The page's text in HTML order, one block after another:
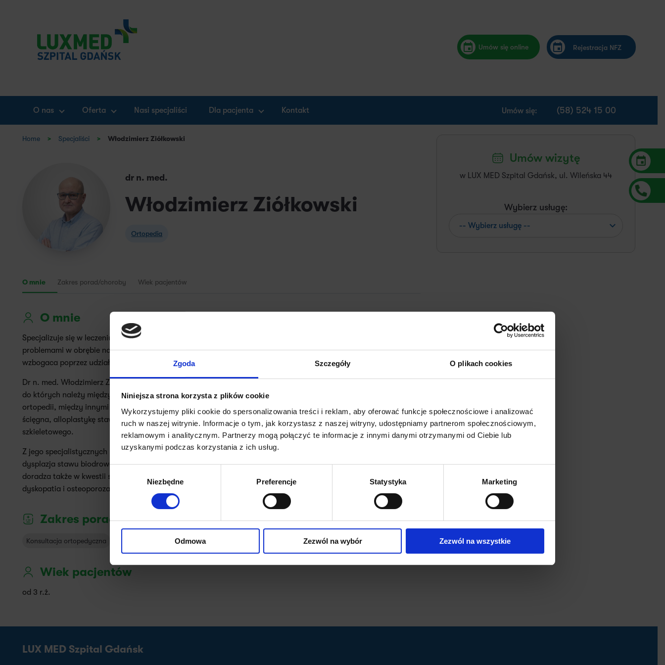
Zgoda Szczegóły O plikach cookies
Niniejsza strona korzysta z plików cookie
Wykorzystujemy pliki cookie do spersonalizowania treści i reklam, aby oferować funkcje społecznościowe i analizować
ruch w naszej witrynie. Informacje o tym, jak korzystasz z naszej witryny, udostępniamy partnerom społecznościowym,
reklamowym i analitycznym. Partnerzy mogą połączyć te informacje z innymi danymi otrzymanymi od Ciebie lub
uzyskanymi podczas korzystania z ich usług.
zgody
Niezbędne Preferencje Statystyka Marketing
Odmowa Zezwól na wybór Zezwól na wszystkie
Umów się online Rejestracja NFZ
O nas Oferta Nasi specjaliści Dla pacjenta Kontakt Umów się: (58) 524 15 00
Home > Specjaliści > Włodzimierz Ziółkowski
dr n. med.
Włodzimierz Ziółkowski
Ortopedia
Umów wizytę
w LUX MED Szpital Gdańsk, ul. Wileńska 44
Wybierz usługę:
O mnie Zakres porad/choroby Wiek pacjentów
O mnie
Specjalizuje się w leczeniu stopy i stawu skokowego, biodrowego oraz kolanowego, a także przyjmuje pacjentów z
problemami w obrębie nadgarstka, łokcia i barku. Posiada wieloletnie doświadczenie zawodowe, które ciągle
wzbogaca poprzez udział w wielu kursach, szkoleniach, kongresach i konferencjach naukowych.
Dr n. med. Włodzimierz Ziółkowski w ramach swojej praktyki zajmuje się wykonywaniem badań diagnostycznych,
do których należy między innymi USG ortopedyczne, biopsja kości i artroskopia. Przeprowadza zabiegi z zakresu
ortopedii, między innymi zakładanie opatrunków, rekonstrukcję więzadła krzyżowego, plastykę skóry, przeszczep
ścięgna, alloplastykę stawów, rekonstrukcję stóp, zespolenie odłamów kostnych i założenie wyciągu
szkieletowego.
Z jego specjalistycznych usług mogą korzystać osoby, które borykają się z takimi chorobami jak zapalenie kości,
dysplazja stawu biodrowego, choroby zwyrodnieniowe i wady kręgosłupa. Zgłaszającym się do niego pacjentom
doradza także w kwestii schorzeń i dolegliwości takich jak różnego rodzaju złamania kości, skręcenia stawów,
dyskopatia i osteoporoza. Pomaga również podczas występowania bólów kręgosłupa.
Zakres porad/choroby
Konsultacja ortopedyczna Terapia Orthokine Podanie Durolane (kwas hialuronowy) Zabiegi ambulatoryjne
Wiek pacjentów
od 3 r.ż.
LUX MED Szpital Gdańsk
✕